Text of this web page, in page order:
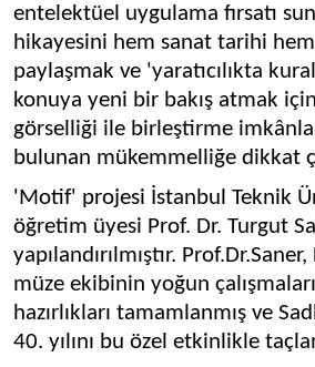
entelektüel uygulama fırsatı
hikayesini hem sanat tarihi
paylaşmak ve 'yaratıcılıkta
konuya yeni bir bakış atmak
görselliği ile birleştirme
bulunan mükemmelliğe dikkat
'Motif' projesi İstanbul Teknik
öğretim üyesi Prof. Dr. Turgut
yapılandırılmıştır.
müze ekibinin yoğun
hazırlıkları tamamlanmış ve
40. yılını bu özel etkinlikle